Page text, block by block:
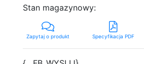
Stan magazynowy:
Zapytaj o produkt Specyfikacja PDF